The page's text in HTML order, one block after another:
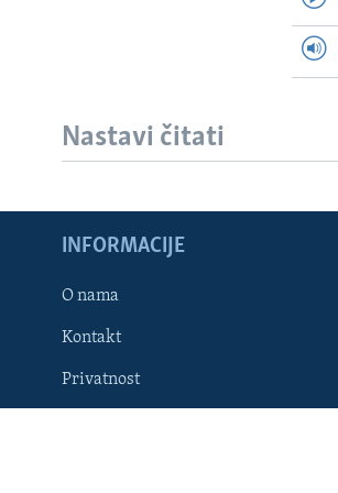
PRATITE NAS
Nastavi čitati
INFORMACIJE
O nama
Kontakt
Privatnost